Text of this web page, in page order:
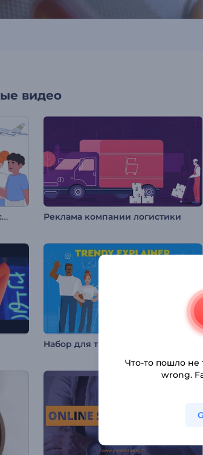
видео
Подборка пояснений по доставке и логистике Реклама компании логистики
Что-то пошло не
wrong.